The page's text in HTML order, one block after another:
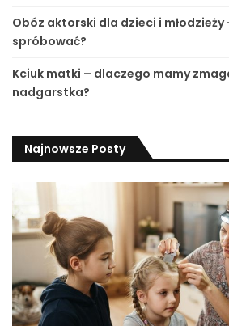
Obóz aktorski dla dzieci i
spróbować?
Kciuk matki – dlaczego mamy
nadgarstka?
Najnowsze Posty